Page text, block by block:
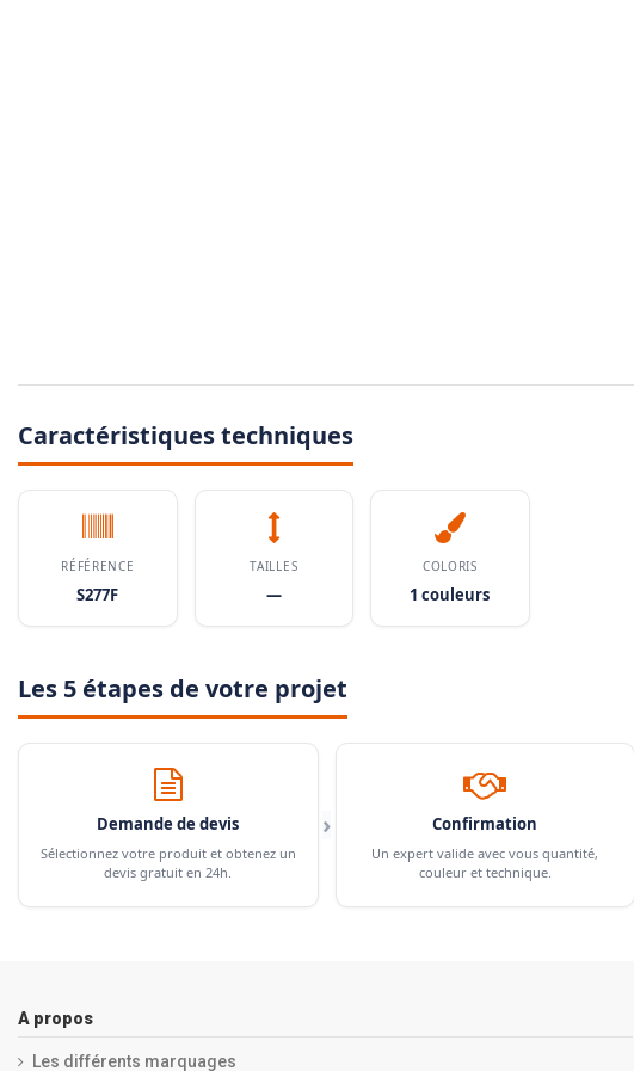
Caractéristiques techniques
RÉFÉRENCE
S277F
TAILLES
—
COLORIS
1 couleurs
Les 5 étapes de votre projet
Demande de devis
Sélectionnez votre produit et obtenez un
devis gratuit en 24h.
› Confirmation
Un expert valide avec vous quantité,
couleur et technique.
A propos
Les différents marquages